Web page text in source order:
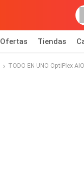
Ofertas Tiendas
TODO EN UNO OptiPlex